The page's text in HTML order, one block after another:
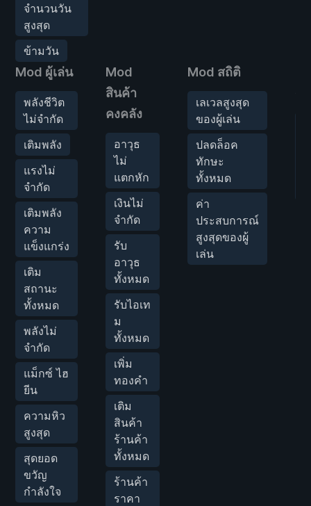
จำนวนวัน
สูงสุด
ข้ามวัน
Mod ผู้เล่น
พลังชีวิต
ไม่จำกัด
เติมพลัง
แรงไม่
จำกัด
เติมพลัง
ความ
แข็งแกร่ง
เติม
สถานะ
ทั้งหมด
พลังไม่
จำกัด
แม็กซ์ ไฮ
ยีน
ความหิว
สูงสุด
สุดยอด
ขวัญ
กำลังใจ
Mod
สินค้า
คงคลัง
อาวุธ
ไม่
แตกหัก
เงินไม่
จำกัด
รับ
อาวุธ
ทั้งหมด
รับไอเท
ม
ทั้งหมด
เพิ่ม
ทองคำ
เติม
สินค้า
ร้านค้า
ทั้งหมด
ร้านค้า
ราคา
Mod สถิติ
เลเวลสูงสุด
ของผู้เล่น
ปลดล็อค
ทักษะ
ทั้งหมด
ค่า
ประสบการณ์
สูงสุดของผู้
เล่น